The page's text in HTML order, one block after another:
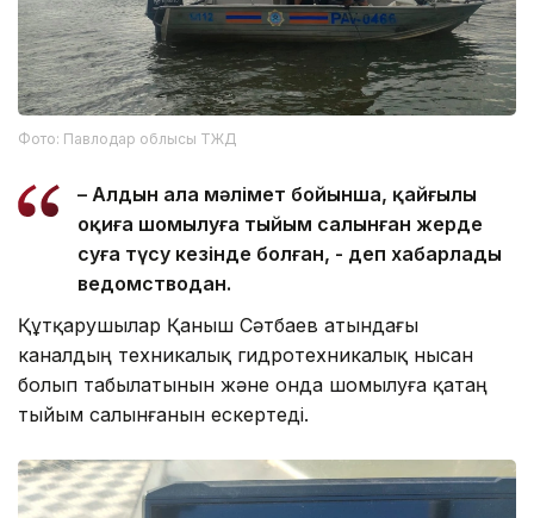
Фото: Павлодар облысы ТЖД
– Алдын ала мәлімет бойынша, қайғылы
оқиға шомылуға тыйым салынған жерде
суға түсу кезінде болған, - деп хабарлады
ведомстводан.
Құтқарушылар Қаныш Сәтбаев атындағы
каналдың техникалық гидротехникалық нысан
болып табылатынын және онда шомылуға қатаң
тыйым салынғанын ескертеді.